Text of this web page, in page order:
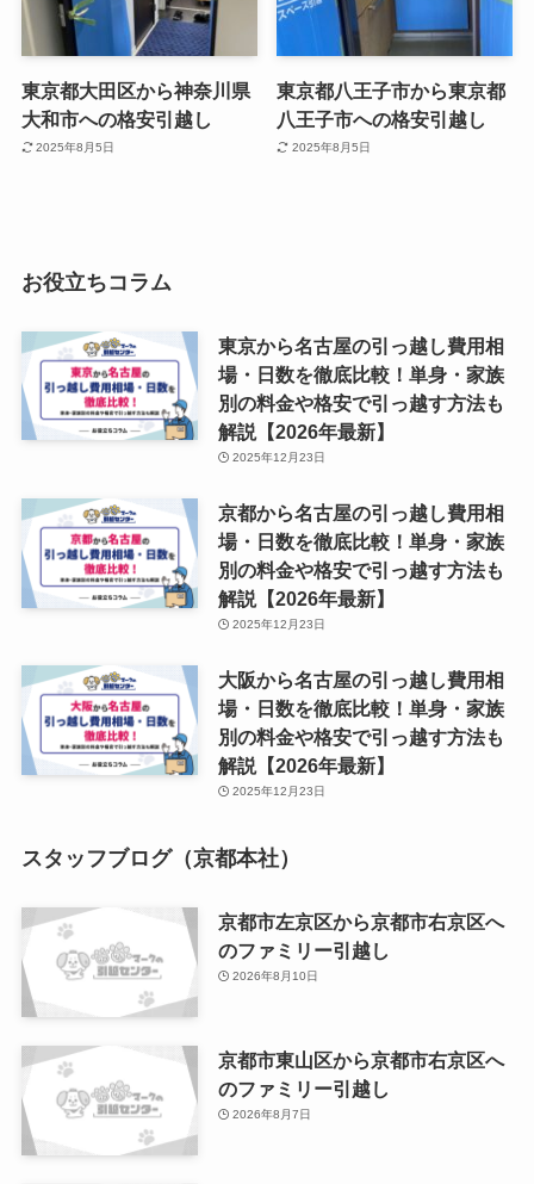
東京都大田区から神奈川県
大和市への格安引越し
2025年8月5日
東京都八王子市から東京都
八王子市への格安引越し
2025年8月5日
お役立ちコラム
東京から名古屋の引っ越し費用相
場・日数を徹底比較！単身・家族
別の料金や格安で引っ越す方法も
解説【2026年最新】
2025年12月23日
京都から名古屋の引っ越し費用相
場・日数を徹底比較！単身・家族
別の料金や格安で引っ越す方法も
解説【2026年最新】
2025年12月23日
大阪から名古屋の引っ越し費用相
場・日数を徹底比較！単身・家族
別の料金や格安で引っ越す方法も
解説【2026年最新】
2025年12月23日
スタッフブログ（京都本社）
京都市左京区から京都市右京区へ
のファミリー引越し
2026年8月10日
京都市東山区から京都市右京区へ
のファミリー引越し
2026年8月7日